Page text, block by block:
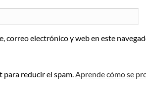
correo electrónico y web en este
para reducir el spam.Aprende cómo se